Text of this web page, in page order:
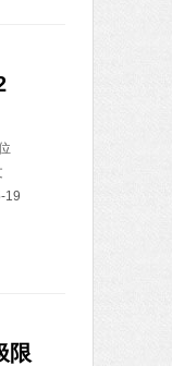
19
限